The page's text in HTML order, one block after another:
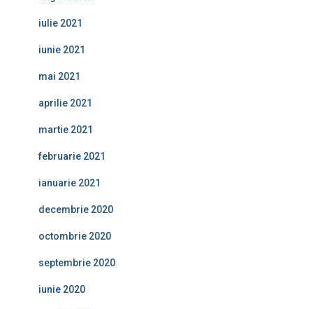
iulie 2021
iunie 2021
mai 2021
aprilie 2021
martie 2021
februarie 2021
ianuarie 2021
decembrie 2020
octombrie 2020
septembrie 2020
iunie 2020